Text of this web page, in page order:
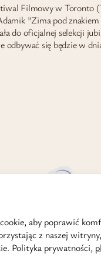
Filmowy w Toronto
"Zima pod
do oficjalnej selekcji
odbywać się będzie w
główna o mnie
polityka prywatności